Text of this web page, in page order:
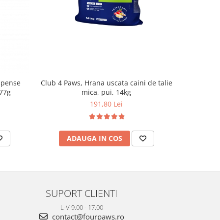
Club 4 Paws, Hrana uscata caini de talie
mica, pui, 14kg
191,80 Lei
ADAUGA IN COS
SUPORT CLIENTI
L-V 9.00 - 17.00
contact@fourpaws.ro